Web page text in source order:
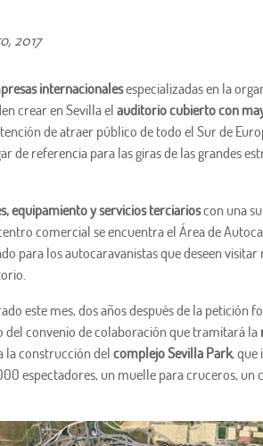
2017
internacionalesespecializadas en la
crear en Sevilla elauditorio cubierto con
de atraer público de todo el Sur de
de referencia para las giras de las grandes
equipamiento y servicios terciarioscon una
comercial se encuentra el Área de
para los autocaravanistas que deseen visitar
este mes, dos años después de la petición
del convenio de colaboración que tramitará la
la construcción delcomplejo Sevilla Park, que
espectadores, un muelle para cruceros, un